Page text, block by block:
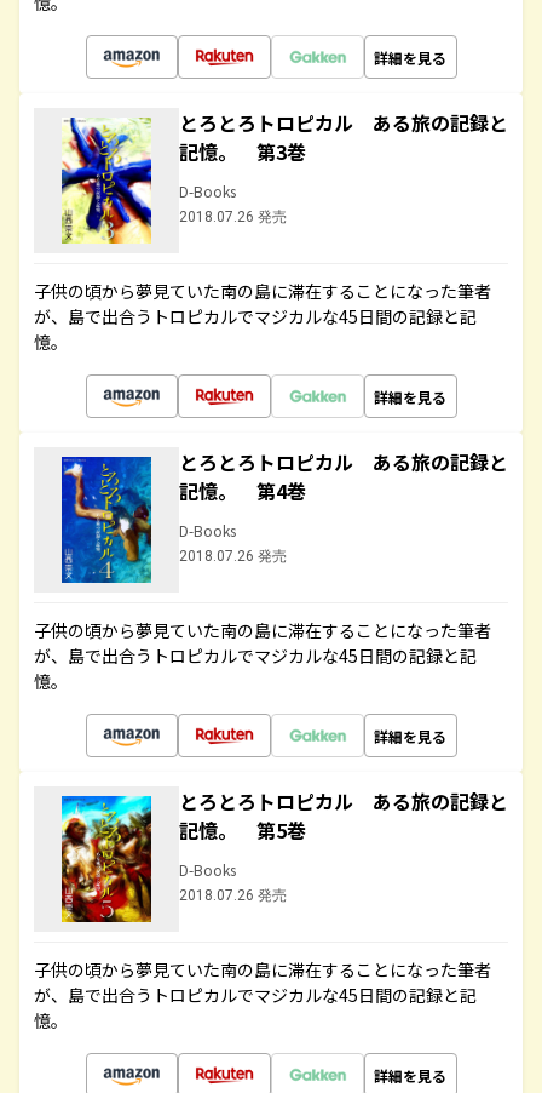
詳細を見る
とろとろトロピカル ある旅の記録と
記憶。 第3巻
D-Books
2018.07.26 発売
子供の頃から夢見ていた南の島に滞在することになった筆者
が、島で出合うトロピカルでマジカルな45日間の記録と記
憶。
詳細を見る
とろとろトロピカル ある旅の記録と
記憶。 第4巻
D-Books
2018.07.26 発売
子供の頃から夢見ていた南の島に滞在することになった筆者
が、島で出合うトロピカルでマジカルな45日間の記録と記
憶。
詳細を見る
とろとろトロピカル ある旅の記録と
記憶。 第5巻
D-Books
2018.07.26 発売
子供の頃から夢見ていた南の島に滞在することになった筆者
が、島で出合うトロピカルでマジカルな45日間の記録と記
憶。
詳細を見る